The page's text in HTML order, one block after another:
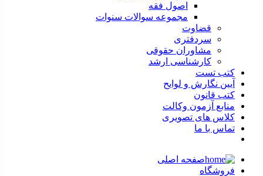
اصول فقه
مجموعه سوالات سنوات
قضاوت
سردفتری
مشاوران حقوقی
کارشناسی ارشد
کتب تست
آیین نگارش و لوایح
کتب قانون
منابع آزمون وکالت
کلاس های تصویری
تماس با ما
صفحه اصلی
فروشگاه